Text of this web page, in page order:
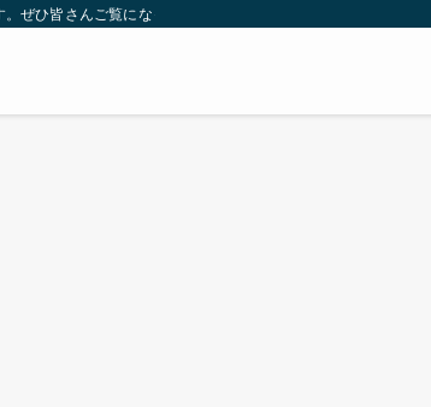
ぜひ皆さんご覧になっていってください。